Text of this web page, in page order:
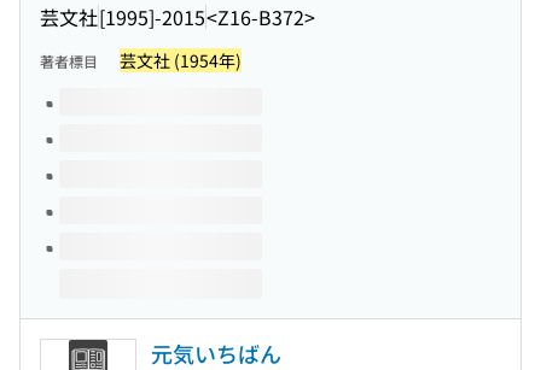
芸文社[1995]-2015<Z16-B372>
著者標目 芸文社 (1954年)
このタイトルの巻号
元気いちばん